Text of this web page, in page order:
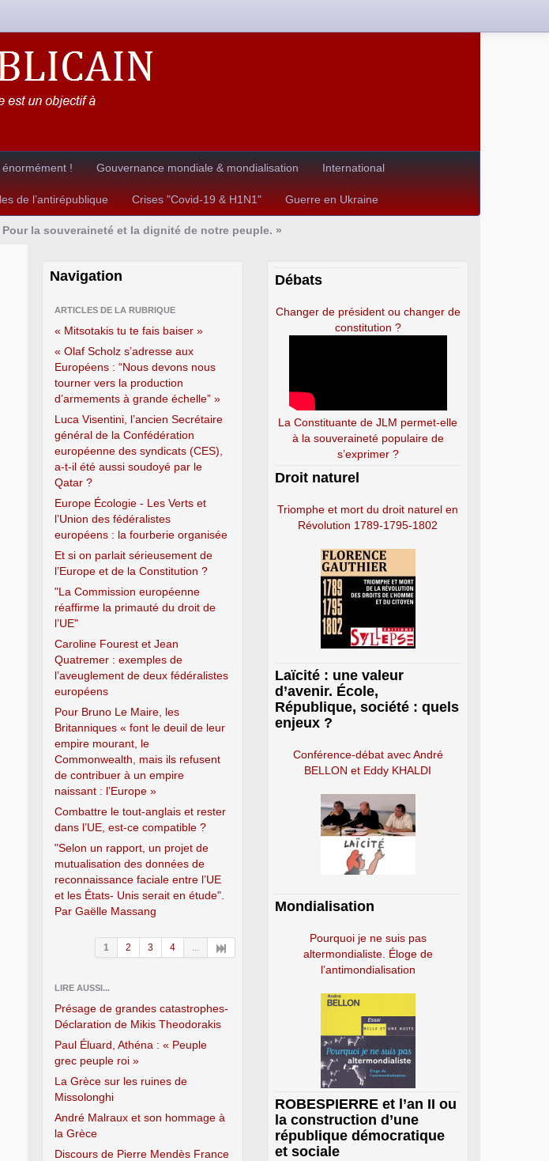
! Gouvernance mondiale & mondialisation International
de l’antirépublique Crises "Covid-19 & H1N1" Guerre en Ukraine
la souveraineté et la dignité de notre peuple. »
Navigation
ARTICLES DE LA RUBRIQUE
« Mitsotakis tu te fais baiser »
« Olaf Scholz s’adresse aux
Européens : “Nous devons nous
tourner vers la production
d’armements à grande échelle” »
Luca Visentini, l’ancien Secrétaire
général de la Confédération
européenne des syndicats (CES),
a-t-il été aussi soudoyé par le
Qatar ?
Europe Écologie - Les Verts et
l’Union des fédéralistes
européens : la fourberie organisée
Et si on parlait sérieusement de
l’Europe et de la Constitution ?
"La Commission européenne
réaffirme la primauté du droit de
l’UE"
Caroline Fourest et Jean
Quatremer : exemples de
l’aveuglement de deux fédéralistes
européens
Pour Bruno Le Maire, les
Britanniques « font le deuil de leur
empire mourant, le
Commonwealth, mais ils refusent
de contribuer à un empire
naissant : l’Europe »
Combattre le tout-anglais et rester
dans l’UE, est-ce compatible ?
"Selon un rapport, un projet de
mutualisation des données de
reconnaissance faciale entre l’UE
et les États- Unis serait en étude".
Par Gaëlle Massang
1 2 3 4 ...
LIRE AUSSI...
Présage de grandes catastrophes-
Déclaration de Mikis Theodorakis
Paul Éluard, Athéna : « Peuple
grec peuple roi »
La Grèce sur les ruines de
Missolonghi
André Malraux et son hommage à
la Grèce
Discours de Pierre Mendès France
Débats
Changer de président ou changer de
constitution ?
La Constituante de JLM permet-elle
à la souveraineté populaire de
s’exprimer ?
Droit naturel
Triomphe et mort du droit naturel en
Révolution 1789-1795-1802
Laïcité : une valeur
d’avenir. École,
République, société : quels
enjeux ?
Conférence-débat avec André
BELLON et Eddy KHALDI
Mondialisation
Pourquoi je ne suis pas
altermondialiste. Éloge de
l’antimondialisation
ROBESPIERRE et l’an II ou
la construction d’une
république démocratique
et sociale